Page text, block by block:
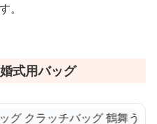
。
式用バッグ